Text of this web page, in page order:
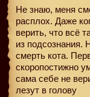
Не знаю, меня
расплох. Даже
верить, что всё
из подсознания.
смерть кота.
скоропостижно
сама себе не
лезут в голову